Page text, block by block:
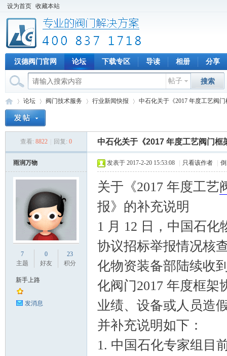
设为首页 收藏本站
汉德阀门官网 论坛 下载专区 导读 相册 分享
帖子 搜索
论坛
›
阀门技术服务 行业新闻快报
›
中石化关于《2017 年度工艺阀
查看: 8822 回复: 0 中石化关于《2017 年度工艺阀门
雨润万物
7
主题
0
好友
23
积分
新手上路
发消息
发表于 2017-2-20 15:53:08 只看该作者
关于《2017 年度工艺
报》的补充说明
1 月 12 日，中国石化
协议招标举报情况核
化物资装备部陆续收
化阀门2017 年度框
业绩、设备或人员造
并补充说明如下：
1. 中国石化专家组目